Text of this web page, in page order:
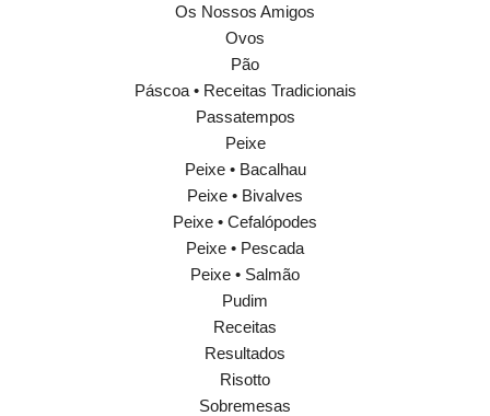
Os Nossos Amigos
Ovos
Pão
Páscoa • Receitas Tradicionais
Passatempos
Peixe
Peixe • Bacalhau
Peixe • Bivalves
Peixe • Cefalópodes
Peixe • Pescada
Peixe • Salmão
Pudim
Receitas
Resultados
Risotto
Sobremesas